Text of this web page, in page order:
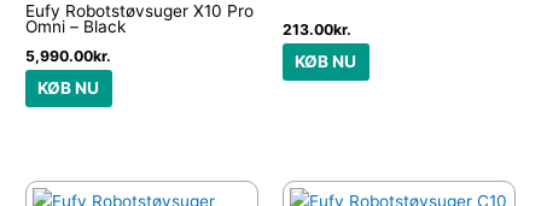
Eufy Robotstøvsuger X10 Pro
Omni – Black
5,990.00kr.
KØB NU
213.00kr.
KØB NU